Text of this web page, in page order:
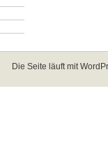
Die Seite läuft mit